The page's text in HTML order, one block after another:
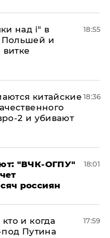
над і" в
Польшей и
18:55
китайские
2 и убивают
18:36
"ВЧК-ОГПУ"
россиян
18:01
и когда
под Путина
17:59